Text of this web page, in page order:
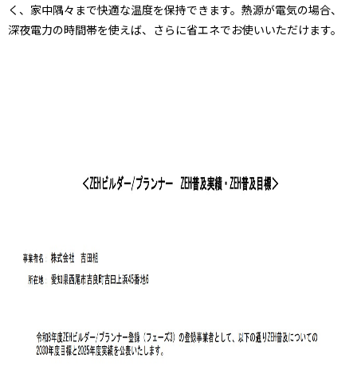
く、家中隅々まで快適な温度を保持できます。熱源が電気の場合、
深夜電力の時間帯を使えば、さらに省エネでお使いいただけます。